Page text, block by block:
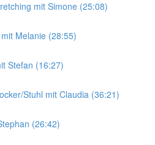
mit Simone (25:08)
Melanie (28:55)
Stefan (16:27)
Stuhl mit Claudia (36:21)
(26:42)